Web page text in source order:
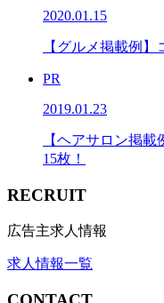
2020.01.15
【グルメ掲載例】
PR
2019.01.23
【ヘアサロン掲
15枚！
RECRUIT
広告主求人情報
求人情報一覧